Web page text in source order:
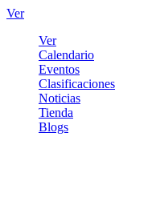
Ver
Ver
Calendario
Eventos
Clasificaciones
Noticias
Tienda
Blogs